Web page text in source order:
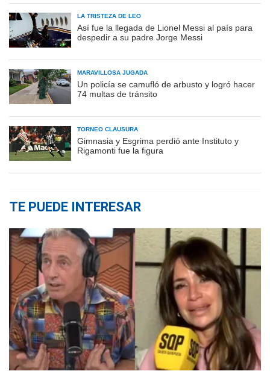
LA TRISTEZA DE LEO
Así fue la llegada de Lionel Messi al país para
despedir a su padre Jorge Messi
MARAVILLOSA JUGADA
Un policía se camufló de arbusto y logró hacer
74 multas de tránsito
TORNEO CLAUSURA
Gimnasia y Esgrima perdió ante Instituto y
Rigamonti fue la figura
TE PUEDE INTERESAR